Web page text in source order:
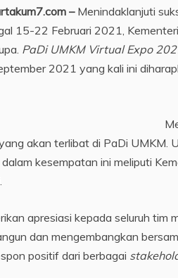
–Menindaklanjuti
15-22 Februari 2021,
PaDi UMKM Virtual Expo
2021 yang kali ini
akan terlibat di PaDi UMKM.
kesempatan ini meliputi
apresiasi kepada seluruh
dan mengembangkan
positif dari berbagai